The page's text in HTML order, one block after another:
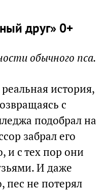
друг» 0+
обычного пса.
история,
с
подобрал на
забрал его
и с тех пор они
И даже
пес не потерял